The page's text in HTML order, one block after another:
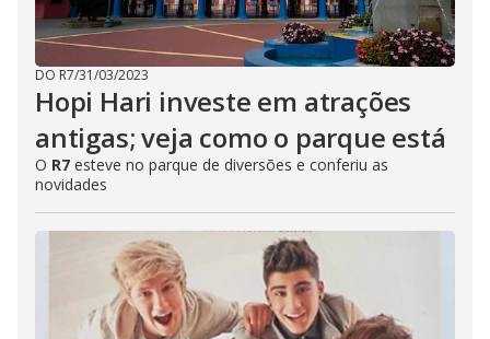
DO R7/31/03/2023
Hopi Hari investe em atrações
antigas; veja como o parque está
O R7 esteve no parque de diversões e conferiu as
novidades